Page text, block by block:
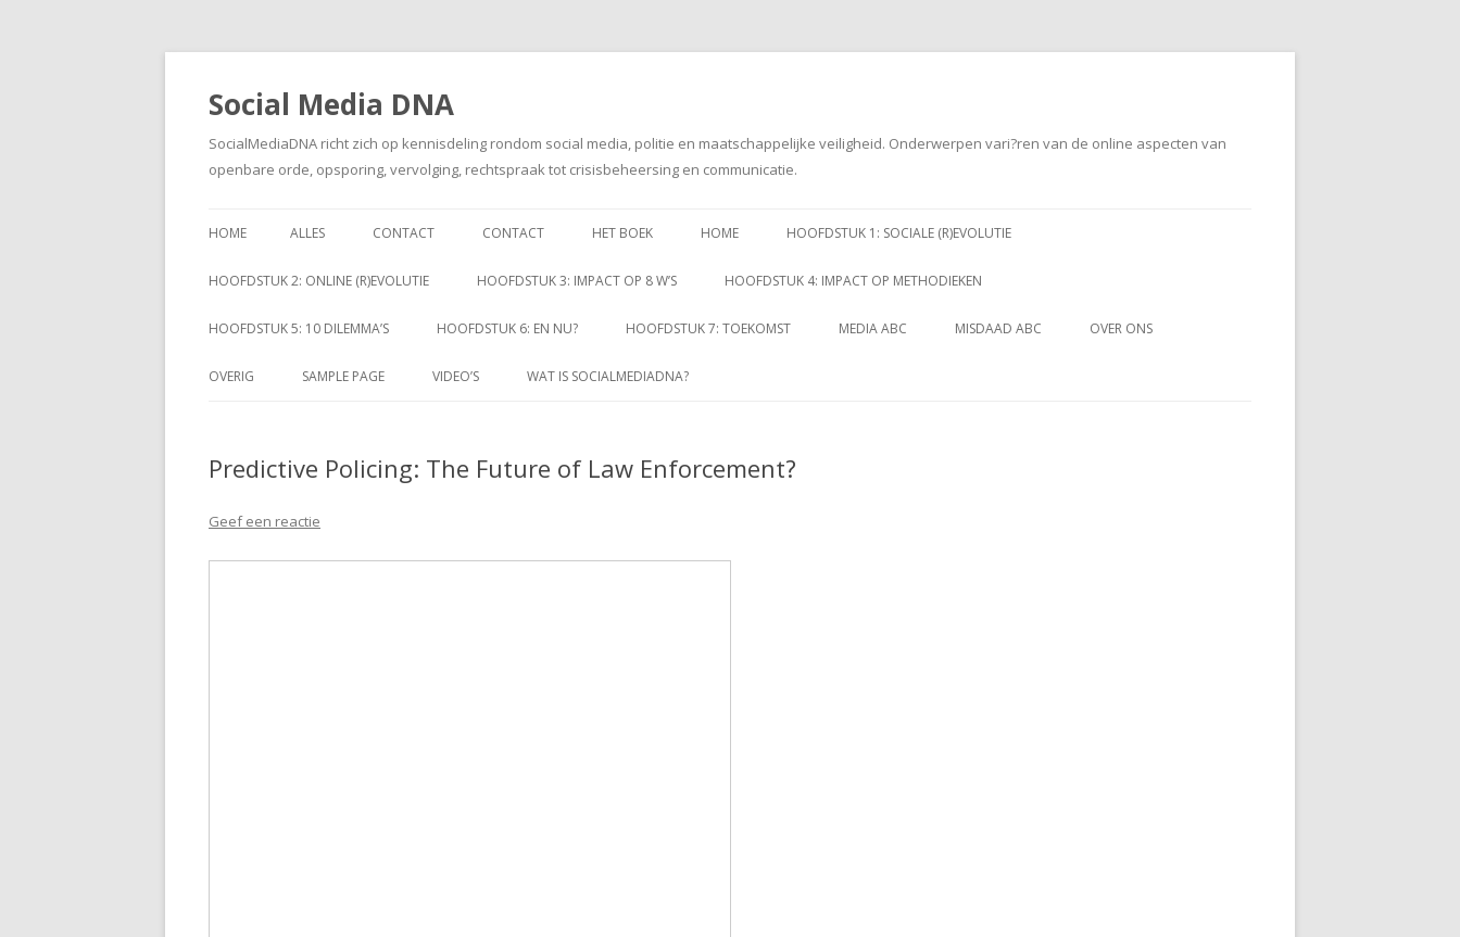
Social Media DNA
SocialMediaDNA richt zich op kennisdeling rondom social media, politie en maatschappelijke veiligheid. Onderwerpen vari?ren van de online aspecten van
openbare orde, opsporing, vervolging, rechtspraak tot crisisbeheersing en communicatie.
naar
HOME ALLES CONTACT CONTACT HET BOEK HOME HOOFDSTUK 1: SOCIALE (R)EVOLUTIE
HOOFDSTUK 2: ONLINE (R)EVOLUTIE HOOFDSTUK 3: IMPACT OP 8 W’S HOOFDSTUK 4: IMPACT OP METHODIEKEN
HOOFDSTUK 5: 10 DILEMMA’S HOOFDSTUK 6: EN NU? HOOFDSTUK 7: TOEKOMST MEDIA ABC MISDAAD ABC OVER ONS
OVERIG SAMPLE PAGE VIDEO’S WAT IS SOCIALMEDIADNA?
Predictive Policing: The Future of Law Enforcement?
Geef een reactie